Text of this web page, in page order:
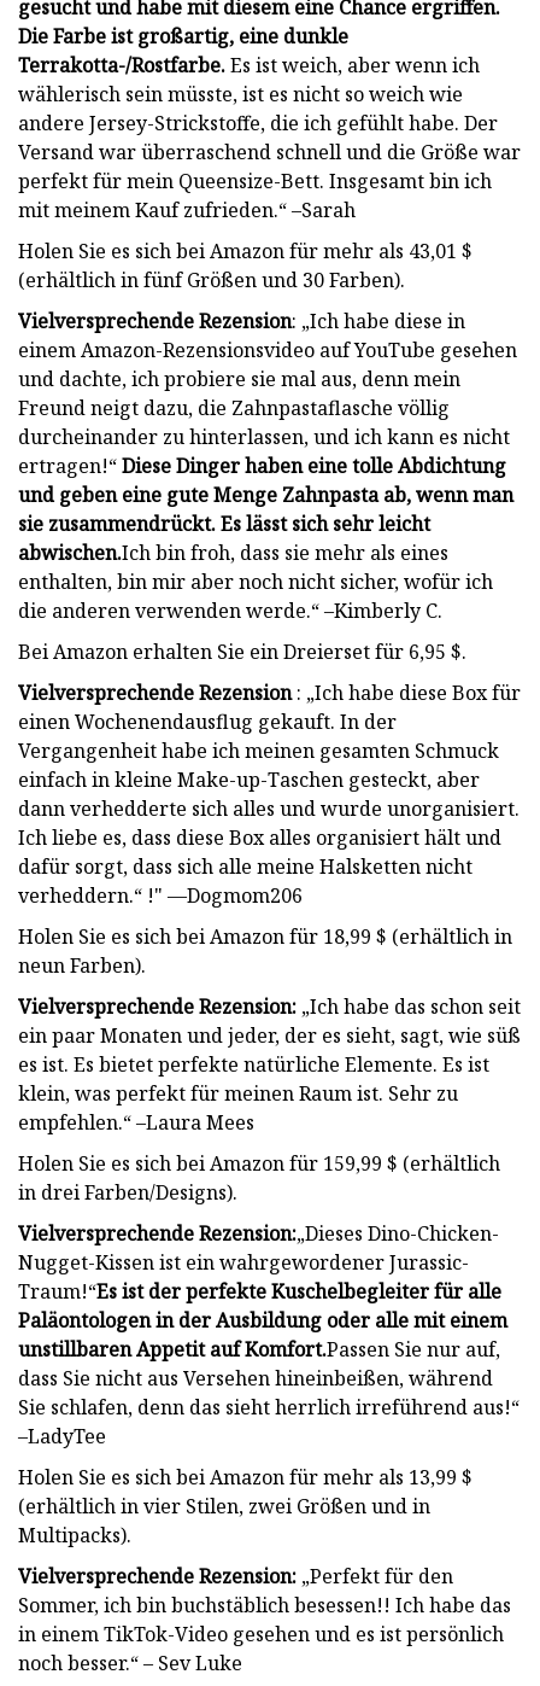
gesucht und habe mit diesem eine Chance ergriffen.
Die Farbe ist großartig, eine dunkle
Terrakotta-/Rostfarbe.Es ist weich, aber wenn ich
wählerisch sein müsste, ist es nicht so weich wie
andere Jersey-Strickstoffe, die ich gefühlt habe. Der
Versand war überraschend schnell und die Größe war
perfekt für mein Queensize-Bett. Insgesamt bin ich
mit meinem Kauf zufrieden.“ –Sarah
Holen Sie es sich bei Amazon für mehr als 43,01 $
(erhältlich in fünf Größen und 30 Farben).
Vielversprechende Rezension: „Ich habe diese in
einem Amazon-Rezensionsvideo auf YouTube gesehen
und dachte, ich probiere sie mal aus, denn mein
Freund neigt dazu, die Zahnpastaflasche völlig
durcheinander zu hinterlassen, und ich kann es nicht
ertragen!“Diese Dinger haben eine tolle Abdichtung
und geben eine gute Menge Zahnpasta ab, wenn man
sie zusammendrückt. Es lässt sich sehr leicht
abwischen.Ich bin froh, dass sie mehr als eines
enthalten, bin mir aber noch nicht sicher, wofür ich
die anderen verwenden werde.“ –Kimberly C.
Bei Amazon erhalten Sie ein Dreierset für 6,95 $.
Vielversprechende Rezension: „Ich habe diese Box für
einen Wochenendausflug gekauft. In der
Vergangenheit habe ich meinen gesamten Schmuck
einfach in kleine Make-up-Taschen gesteckt, aber
dann verhedderte sich alles und wurde unorganisiert.
Ich liebe es, dass diese Box alles organisiert hält und
dafür sorgt, dass sich alle meine Halsketten nicht
verheddern.“ !" —Dogmom206
Holen Sie es sich bei Amazon für 18,99 $ (erhältlich in
neun Farben).
Vielversprechende Rezension: „Ich habe das schon seit
ein paar Monaten und jeder, der es sieht, sagt, wie süß
es ist. Es bietet perfekte natürliche Elemente. Es ist
klein, was perfekt für meinen Raum ist. Sehr zu
empfehlen.“ –Laura Mees
Holen Sie es sich bei Amazon für 159,99 $ (erhältlich
in drei Farben/Designs).
Vielversprechende Rezension:„Dieses Dino-Chicken-
Nugget-Kissen ist ein wahrgewordener Jurassic-
Traum!“Es ist der perfekte Kuschelbegleiter für alle
Paläontologen in der Ausbildung oder alle mit einem
unstillbaren Appetit auf Komfort.Passen Sie nur auf,
dass Sie nicht aus Versehen hineinbeißen, während
Sie schlafen, denn das sieht herrlich irreführend aus!“
–LadyTee
Holen Sie es sich bei Amazon für mehr als 13,99 $
(erhältlich in vier Stilen, zwei Größen und in
Multipacks).
Vielversprechende Rezension: „Perfekt für den
Sommer, ich bin buchstäblich besessen!! Ich habe das
in einem TikTok-Video gesehen und es ist persönlich
noch besser.“ – Sev Luke